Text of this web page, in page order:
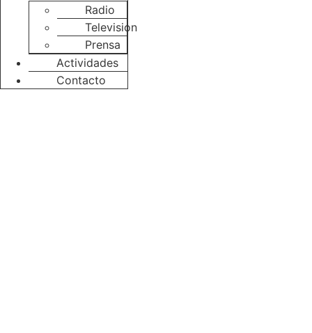
Radio
Television
Prensa
Actividades
Contacto